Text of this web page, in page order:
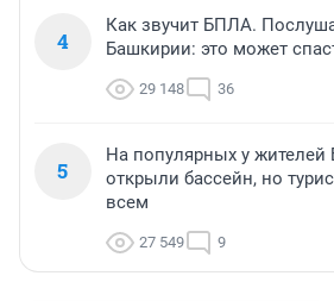
4
Как звучит БПЛА.
Башкирии: это может
29 148 36
5
На популярных у жителей
открыли бассейн, но
всем
27 549 9